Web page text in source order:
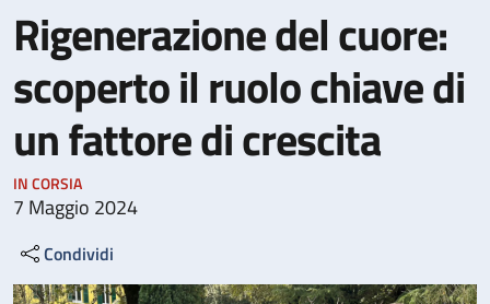
Rigenerazione del cuore:
scoperto il ruolo chiave di
un fattore di crescita
IN CORSIA
7 Maggio 2024
Condividi